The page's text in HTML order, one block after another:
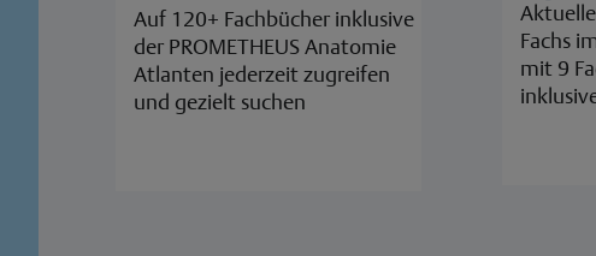
Auf 120+ Fachbücher inklusive
der PROMETHEUS Anatomie
Atlanten jederzeit zugreifen
und gezielt suchen
Fachs
mit 9